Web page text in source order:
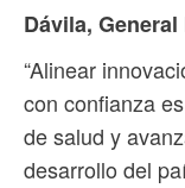
Dávila,
“Alinear
con confianza
de salud y
desarrollo del